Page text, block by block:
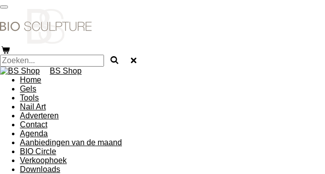
Ga
naar
BS Shop
Home
Gels
Tools
Nail Art
Adverteren
Contact
Agenda
Aanbiedingen van de maand
BIO Circle
Verkoophoek
Downloads